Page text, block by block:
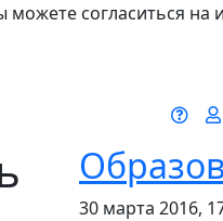
согласиться на
30 марта 2016,